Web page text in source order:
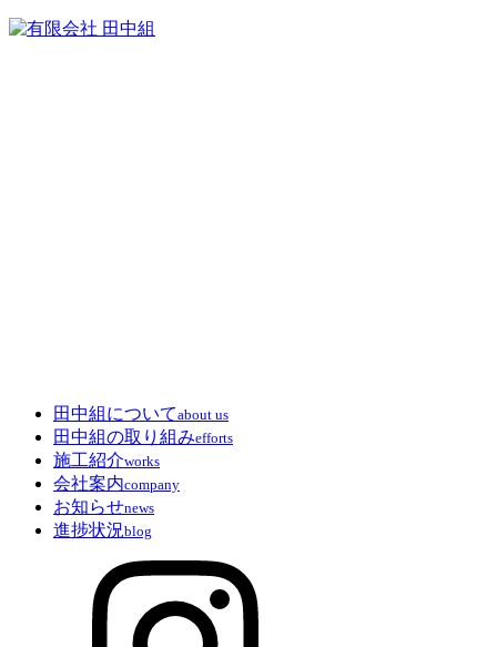
田中組についてabout us
田中組の取り組みefforts
施工紹介works
会社案内company
お知らせnews
進捗状況blog